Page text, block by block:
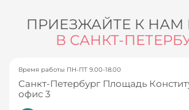
ПРИЕЗЖАЙТЕ К
В САНКТ-
Время работы ПН-ПТ 9.00-18.00
Санкт-Петербург Площадь
офис 3